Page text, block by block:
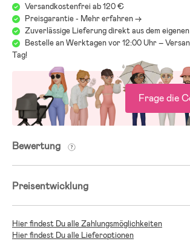
Versandkostenfrei ab 120 €
Preisgarantie - Mehr erfahren ->
Zuverlässige Lieferung direkt aus dem
Bestelle an Werktagen vor 12:00 Uhr –
Tag!
Frage die
Bewertung
Preisentwicklung
Hier findest Du alle Zahlungsmöglichkeiten
Hier findest Du alle Lieferoptionen